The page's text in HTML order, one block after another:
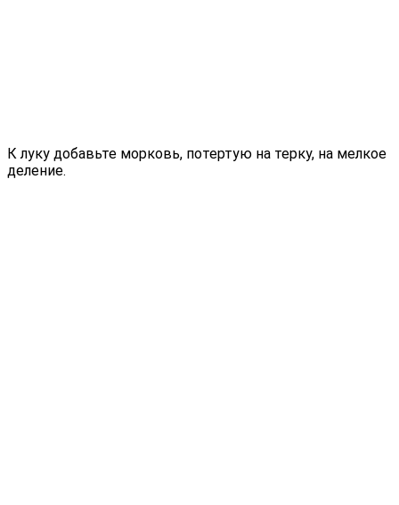
К луку добавьте морковь, потертую на терку, на мелкое
деление.